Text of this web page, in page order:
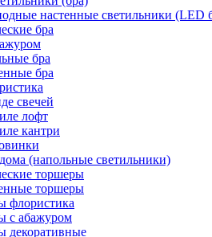
настенные светильники (LED
бра
бра
бра
свечей
лофт
кантри
(напольные светильники)
торшеры
торшеры
флористика
с абажуром
декоративные